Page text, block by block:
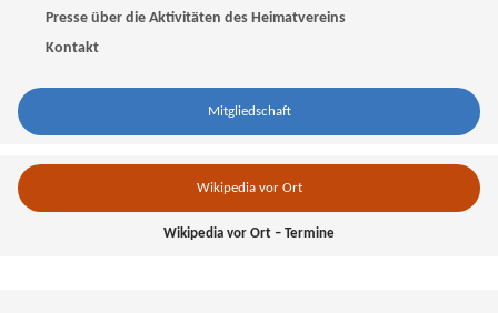
Presse über die Aktivitäten des Heimatvereins
Kontakt
Mitgliedschaft
Wikipedia vor Ort
Wikipedia vor Ort – Termine